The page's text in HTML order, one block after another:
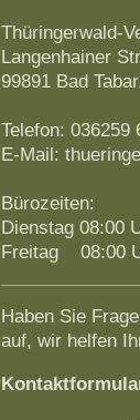
Thüringerwald-
Langenhainer
99891 Bad
Telefon: 036259
E-Mail:
Bürozeiten:
Dienstag 08:00
Freitag 08:00
Haben Sie
auf, wir helfen